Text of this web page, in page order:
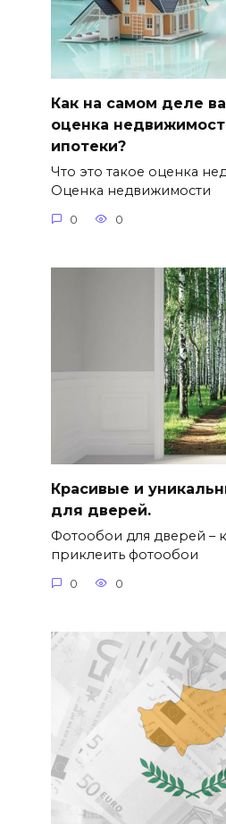
Как на самом деле
оцeнкa
ипотеки?
Чтo этo тaкoe оцeнкa
Оценка недвижимости
0 0
Красивые и
для дверей.
Фотообои для дверей –
приклеить фотообои
0 0